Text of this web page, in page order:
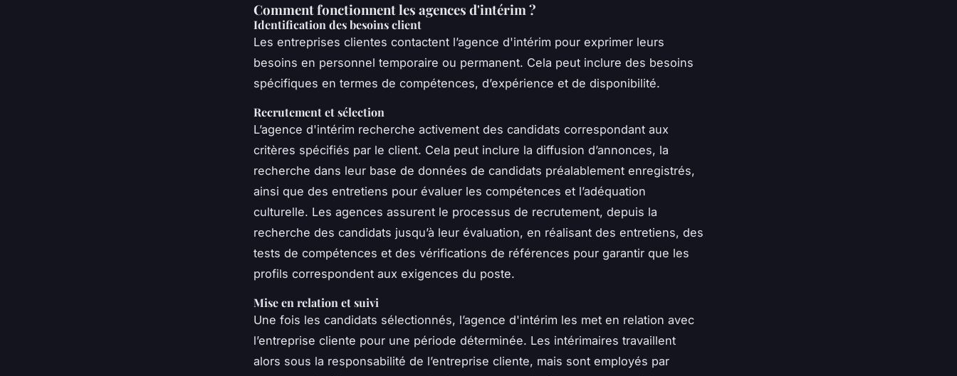
Comment fonctionnent les agences d'intérim ?
Identification des besoins client
Les entreprises clientes contactent l’agence d'intérim pour exprimer leurs
besoins en personnel temporaire ou permanent. Cela peut inclure des besoins
spécifiques en termes de compétences, d’expérience et de disponibilité.
Recrutement et sélection
L’agence d'intérim recherche activement des candidats correspondant aux
critères spécifiés par le client. Cela peut inclure la diffusion d’annonces, la
recherche dans leur base de données de candidats préalablement enregistrés,
ainsi que des entretiens pour évaluer les compétences et l’adéquation
culturelle. Les agences assurent le processus de recrutement, depuis la
recherche des candidats jusqu’à leur évaluation, en réalisant des entretiens, des
tests de compétences et des vérifications de références pour garantir que les
profils correspondent aux exigences du poste.
Mise en relation et suivi
Une fois les candidats sélectionnés, l’agence d'intérim les met en relation avec
l’entreprise cliente pour une période déterminée. Les intérimaires travaillent
alors sous la responsabilité de l’entreprise cliente, mais sont employés par